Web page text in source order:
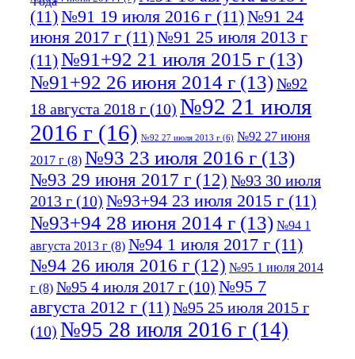
(11)№91 19 июля 2016 г (11)№91 24
июня 2017 г (11)№91 25 июля 2013 г
(11)№91+92 21 июля 2015 г (13)
№91+92 26 июня 2014 г (13)№92
18 августа 2018 г (10) №92 21 июля
2016 г (16) №92 27 июля 2013 г (6) №92 27 июня
2017 г (8) №93 23 июля 2016 г (13)
№93 29 июня 2017 г (12) №93 30 июля
2013 г (10) №93+94 23 июля 2015 г (11)
№93+94 28 июня 2014 г (13) №94 1
августа 2013 г (8) №94 1 июля 2017 г (11)
№94 26 июля 2016 г (12) №95 1 июля 2014
г (8) №95 4 июля 2017 г (10) №95 7
августа 2012 г (11)№95 25 июля 2015 г
(10) №95 28 июля 2016 г (14)